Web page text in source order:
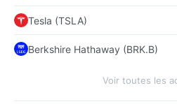
Tesla (TSLA)
Berkshire Hathaway (BRK.B)
Voir toutes les